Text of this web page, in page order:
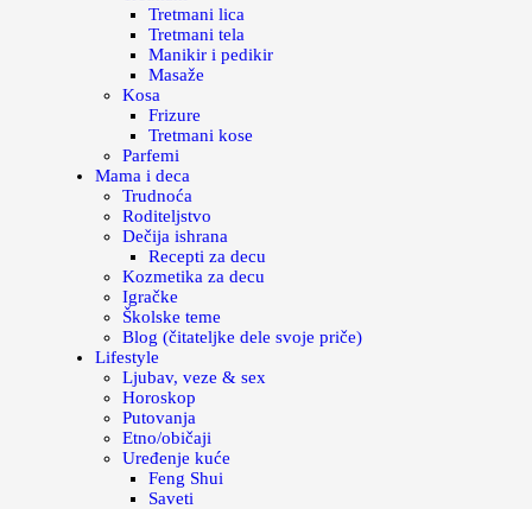
Tretmani lica
Tretmani tela
Manikir i pedikir
Masaže
Kosa
Frizure
Tretmani kose
Parfemi
Mama i deca
Trudnoća
Roditeljstvo
Dečija ishrana
Recepti za decu
Kozmetika za decu
Igračke
Školske teme
Blog (čitateljke dele svoje priče)
Lifestyle
Ljubav, veze & sex
Horoskop
Putovanja
Etno/običaji
Uređenje kuće
Feng Shui
Saveti